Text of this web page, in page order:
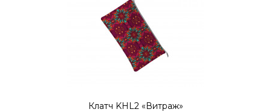
Клатч KHL2 «Витраж»